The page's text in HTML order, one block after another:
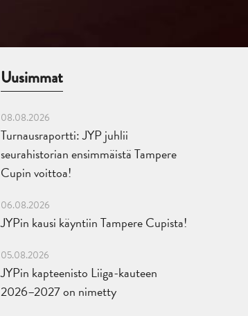
Uusimmat
08.08.2026
Turnausraportti: JYP juhlii
seurahistorian ensimmäistä Tampere
Cupin voittoa!
06.08.2026
JYPin kausi käyntiin Tampere Cupista!
05.08.2026
JYPin kapteenisto Liiga-kauteen
2026–2027 on nimetty